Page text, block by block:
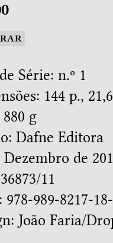
Série: n.º 1
144 p.,
880 g
Dafne Editora
de
11
978-989-8217-
João Faria/